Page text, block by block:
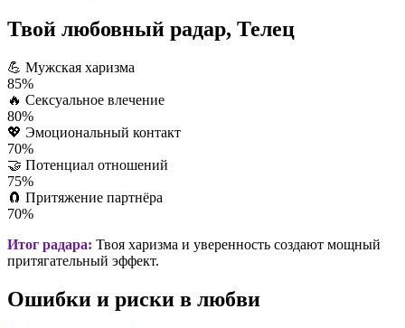
Твой любовный радар, Телец
💪 Мужская харизма
85%
🔥 Сексуальное влечение
80%
💖 Эмоциональный контакт
70%
🤝 Потенциал отношений
75%
🧲 Притяжение партнёра
70%
Итог радара: Твоя харизма и уверенность создают мощный
притягательный эффект.
Ошибки и риски в любви